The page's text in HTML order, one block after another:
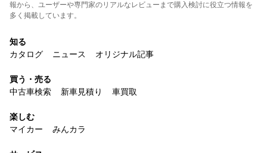
報から、ユーザーや専門家のリアルなレビューまで購入検討に役立つ情報を
多く掲載しています。
知る
カタログ
ニュース オリジナル記事
買う・売る
中古車検索
新車見積り 車買取
楽しむ
マイカー
みんカラ